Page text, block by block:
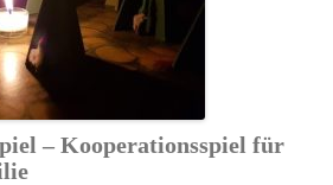
– Kooperationsspiel für